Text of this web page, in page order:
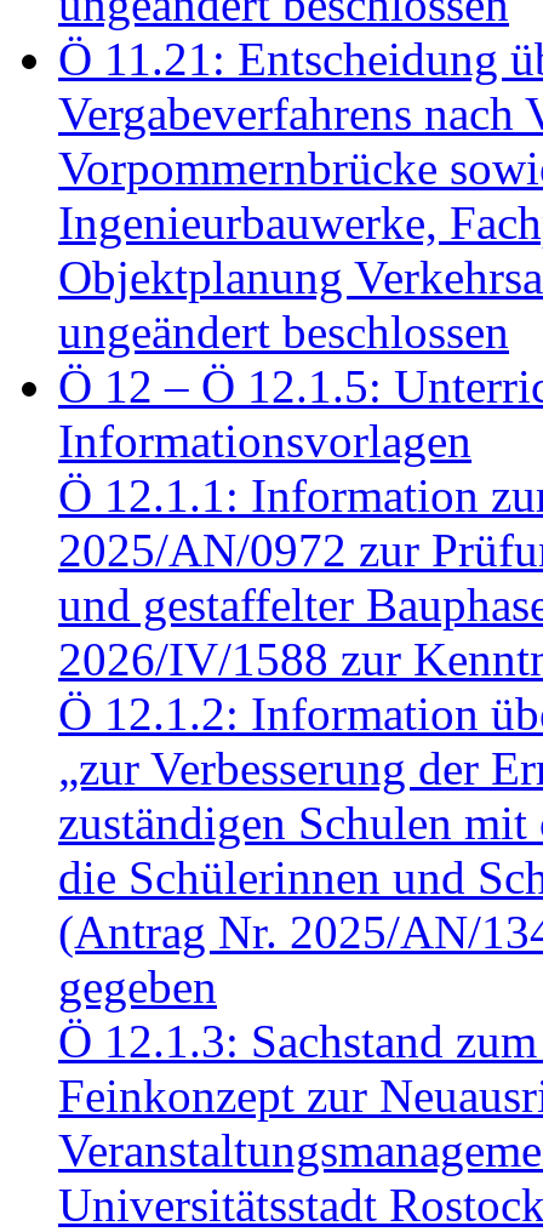
Ö 11.21: Entscheidung
Vergabeverfahrens
Vorpommernbrücke
Ingenieurbauwerke,
Objektplanung
ungeändert beschlossen
Ö 12 – Ö 12.1.5:
Informationsvorlagen
Ö 12.1.1: Information
2025/AN/0972 zur
und gestaffelter
2026/IV/1588 zur
Ö 12.1.2: Information
„zur Verbesserung der
zuständigen Schulen
die Schülerinnen und
(Antrag Nr. 2025/AN/
gegeben
Ö 12.1.3: Sachstand
Feinkonzept zur
Universitätsstadt